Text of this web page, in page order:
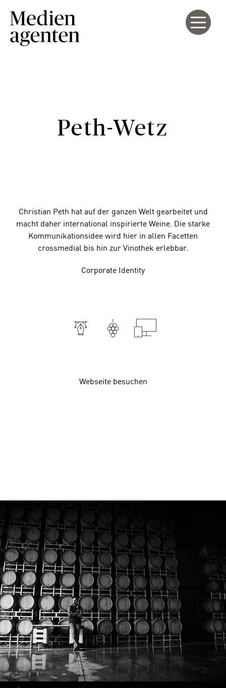
Peth-Wetz
Christian Peth hat auf der ganzen Welt gearbeitet und
macht daher international inspirierte Weine. Die starke
Kommunikationsidee wird hier in allen Facetten
crossmedial bis hin zur Vinothek erlebbar.
Corporate Identity
Webseite besuchen